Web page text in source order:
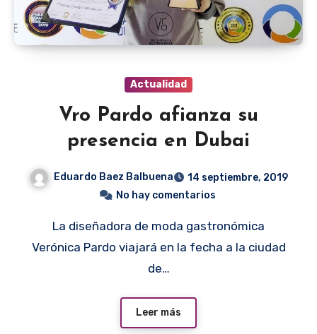
Actualidad
Vro Pardo afianza su
presencia en Dubai
Eduardo Baez Balbuena
14 septiembre, 2019
No hay comentarios
La diseñadora de moda gastronómica
Verónica Pardo viajará en la fecha a la ciudad
de…
Leer más